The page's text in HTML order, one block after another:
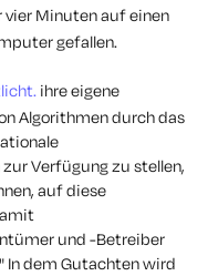
vier Minuten auf einen
gefallen.
ihre eigene
Algorithmen durch das
Verfügung zu stellen,
auf diese
und -Betreiber
" In dem Gutachten wird